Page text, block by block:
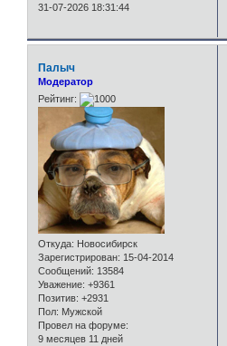
31-07-2026 18:31:44
Палыч
Модератор
Рейтинг:
Откуда: Новосибирск
Зарегистрирован: 15-04-2014
Сообщений: 13584
Уважение: +9361
Позитив: +2931
Пол: Мужской
Провел на форуме:
9 месяцев 11 дней